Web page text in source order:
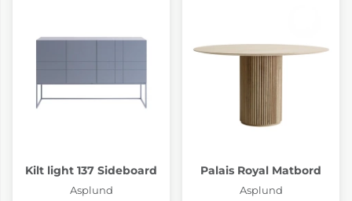
Kilt light 137 Sideboard
Asplund
Palais Royal Matbord
Asplund